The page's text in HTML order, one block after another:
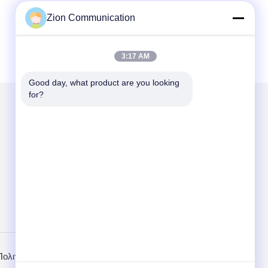
Απορρήτου
Zion Communication
3:17 AM
Good day, what product are you looking
for?